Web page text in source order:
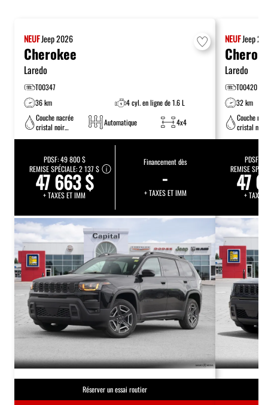
NEUFJeep2026
Cherokee
Laredo
T00347
36 km
4 cyl. en ligne de 1.6 L
Couche nacrée
cristal noir
Automatique 4x4
PDSF:49 800 $
REMISE SPÉCIALE:2 137 $
47 663 $
+ TAXES ET IMM
Financement dès
-
+ TAXES ET IMM
Réserver un essai routier
NEUFJeep
Laredo
T00420
32 km
Couche
cristal noir
PDSF:
REMISE
47
+